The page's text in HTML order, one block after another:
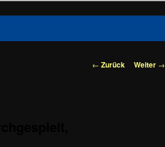
Beitragsnavigation
← Zurück Weiter →